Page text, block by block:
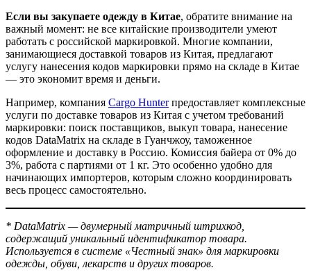
Если вы закупаете одежду в Китае, обратите внимание на
важный момент: не все китайские производители умеют
работать с российской маркировкой. Многие компании,
занимающиеся доставкой товаров из Китая, предлагают
услугу нанесения кодов маркировки прямо на складе в Китае
— это экономит время и деньги.
Например, компания Cargo Hunterпредоставляет комплексные
услуги по доставке товаров из Китая с учетом требований
маркировки: поиск поставщиков, выкуп товара, нанесение
кодов DataMatrix на складе в Гуанчжоу, таможенное
оформление и доставку в Россию. Комиссия байера от 0% до
3%, работа с партиями от 1 кг. Это особенно удобно для
начинающих импортеров, которым сложно координировать
весь процесс самостоятельно.
* DataMatrix — двумерный матричный штрихкод,
содержащий уникальный идентификатор товара.
Используется в системе «Честный знак» для маркировки
одежды, обуви, лекарств и других товаров.